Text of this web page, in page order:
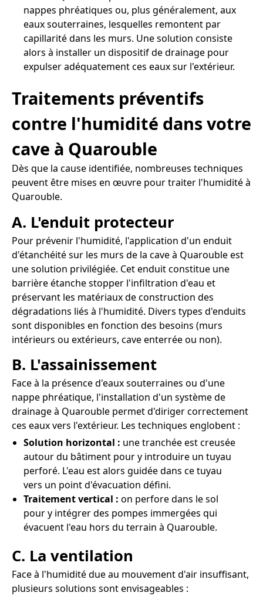
nappes phréatiques ou, plus généralement, aux
eaux souterraines, lesquelles remontent par
capillarité dans les murs. Une solution consiste
alors à installer un dispositif de drainage pour
expulser adéquatement ces eaux sur l'extérieur.
Traitements préventifs
contre l'humidité dans votre
cave à Quarouble
Dès que la cause identifiée, nombreuses techniques
peuvent être mises en œuvre pour traiter l'humidité à
Quarouble.
A. L'enduit protecteur
Pour prévenir l'humidité, l'application d'un enduit
d'étanchéité sur les murs de la cave à Quarouble est
une solution privilégiée. Cet enduit constitue une
barrière étanche stopper l'infiltration d'eau et
préservant les matériaux de construction des
dégradations liés à l'humidité. Divers types d'enduits
sont disponibles en fonction des besoins (murs
intérieurs ou extérieurs, cave enterrée ou non).
B. L'assainissement
Face à la présence d'eaux souterraines ou d'une
nappe phréatique, l'installation d'un système de
drainage à Quarouble permet d'diriger correctement
ces eaux vers l'extérieur. Les techniques englobent :
Solution horizontal : une tranchée est creusée
autour du bâtiment pour y introduire un tuyau
perforé. L'eau est alors guidée dans ce tuyau
vers un point d'évacuation défini.
Traitement vertical : on perfore dans le sol
pour y intégrer des pompes immergées qui
évacuent l'eau hors du terrain à Quarouble.
C. La ventilation
Face à l'humidité due au mouvement d'air insuffisant,
plusieurs solutions sont envisageables :